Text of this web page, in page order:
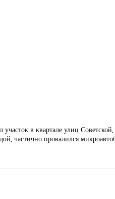
участок в квартале улиц
частично провалился